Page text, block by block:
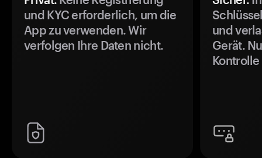
und KYC erforderlich, um die
App zu verwenden. Wir
verfolgen Ihre Daten nicht.
und
Gerät.